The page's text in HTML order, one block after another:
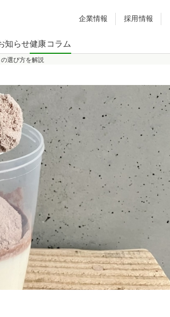
企業情報 採用情報
知らせ健康コラム
選び方を解説